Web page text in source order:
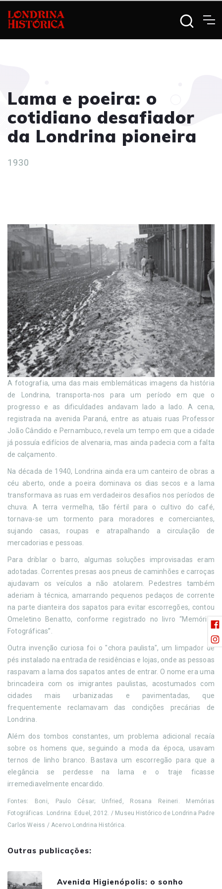
Lama e poeira: o
cotidiano desafiador
da Londrina pioneira
1930
A fotografia, uma das mais emblemáticas imagens da história
de Londrina, transporta-nos para um período em que o
progresso e as dificuldades andavam lado a lado. A cena,
registrada na avenida Paraná, entre as atuais ruas Professor
João Cândido e Pernambuco, revela um tempo em que a cidade
já possuía edifícios de alvenaria, mas ainda padecia com a falta
de calçamento.
Na década de 1940, Londrina ainda era um canteiro de obras a
céu aberto, onde a poeira dominava os dias secos e a lama
transformava as ruas em verdadeiros desafios nos períodos de
chuva. A terra vermelha, tão fértil para o cultivo do café,
tornava-se um tormento para moradores e comerciantes,
sujando casas, roupas e atrapalhando a circulação de
mercadorias e pessoas.
Para driblar o barro, algumas soluções improvisadas eram
adotadas. Correntes presas aos pneus de caminhões e carroças
ajudavam os veículos a não atolarem. Pedestres também
aderiam à técnica, amarrando pequenos pedaços de corrente
na parte dianteira dos sapatos para evitar escorregões, contou
Omeletino Benatto, conforme registrado no livro “Memórias
Fotográficas”.
Outra invenção curiosa foi o "chora paulista", um limpador de
pés instalado na entrada de residências e lojas, onde as pessoas
raspavam a lama dos sapatos antes de entrar. O nome era uma
brincadeira com os imigrantes paulistas, acostumados com
cidades mais urbanizadas e pavimentadas, que
frequentemente reclamavam das condições precárias de
Londrina.
Além dos tombos constantes, um problema adicional recaía
sobre os homens que, seguindo a moda da época, usavam
ternos de linho branco. Bastava um escorregão para que a
elegância se perdesse na lama e o traje ficasse
irremediavelmente encardido.
Fontes: Boni, Paulo César; Unfried, Rosana Reineri. Memórias
Fotográficas. Londrina: Eduel, 2012. / Museu Histórico de Londrina Padre
Carlos Weiss / Acervo Londrina Histórica.
Outras publicações:
Avenida Higienópolis: o sonho